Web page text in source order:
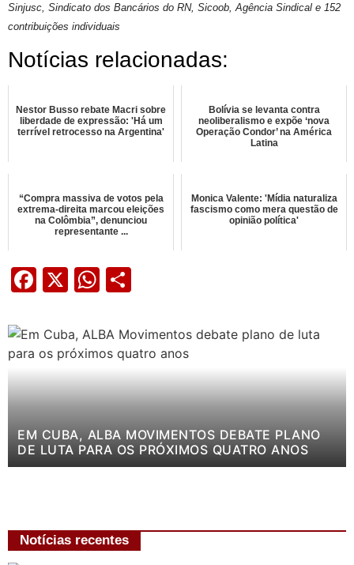
Sinjusc, Sindicato dos Bancários do RN, Sicoob, Agência Sindical e 152
contribuições individuais
Notícias relacionadas:
Nestor Busso rebate Macri sobre
liberdade de expressão: 'Há um
terrível retrocesso na Argentina'
Bolívia se levanta contra
neoliberalismo e expõe ‘nova
Operação Condor’ na América
Latina
“Compra massiva de votos pela
extrema-direita marcou eleições
na Colômbia”, denunciou
representante ...
Monica Valente: 'Mídia naturaliza
fascismo como mera questão de
opinião política'
Facebook
X WhatsApp
EM CUBA, ALBA MOVIMENTOS DEBATE PLANO
DE LUTA PARA OS PRÓXIMOS QUATRO ANOS
Notícias recentes